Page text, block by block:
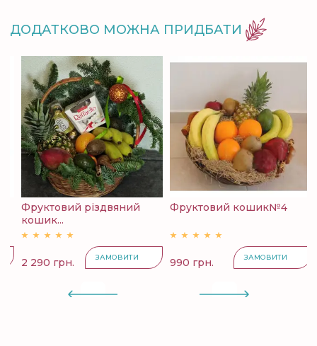
ДОДАТКОВО МОЖНА ПРИДБАТИ
Фруктовий різдвяний
кошик...
2 290 грн. ЗАМОВИТИ
Фруктовий кошик№4
990 грн. ЗАМОВИТИ